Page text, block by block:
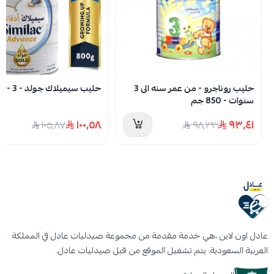
والملعقة، بشكل جيد.
قم بغلي ماء الشرب النظيف لمدة 5 دقائق واتركيه
يبرد.
استخدمي المكيال الموجود داخل العبوة لقياس
الكمية المناسبة من المسحوق، وأزيلي الزائد بحافة
الداخل.
ضعي الكمية المقررة من المسحوق في الكوب
للحفاظ على فوائد البيفيدوس، اتركي الماء المغلي
لفترة قبل إضافة الحليب.
لا توجد تقييمات حاليا
حليب روناجرو - من عمر سنه الى 3
سنوات - 850 جم
٩٣٫٤١ ٩٨٫٣٣
حليب سيميلاك جولد - 3 - 800 جم
١٠٠٫٥٨ ١٠٥٫٨٧
عادل اون لاين ،هي خدمة مقدمة من مجموعة صيدليات عادل في المملكة
العربية السعودية. يتم تشغيل الموقع من قبل صيدليات عادل.